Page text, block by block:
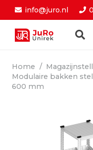
info@juro.nl
Home /
Modulaire bakken
600 mm